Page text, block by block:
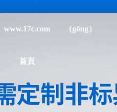
www.17c.com
首頁
（gōng）